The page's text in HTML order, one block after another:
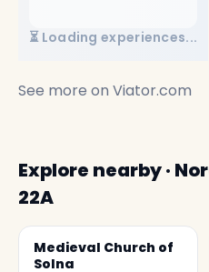
⏳ Loading experiences...
See more on Viator.com
Explore nearby ·
22A
Medieval Church of
Solna